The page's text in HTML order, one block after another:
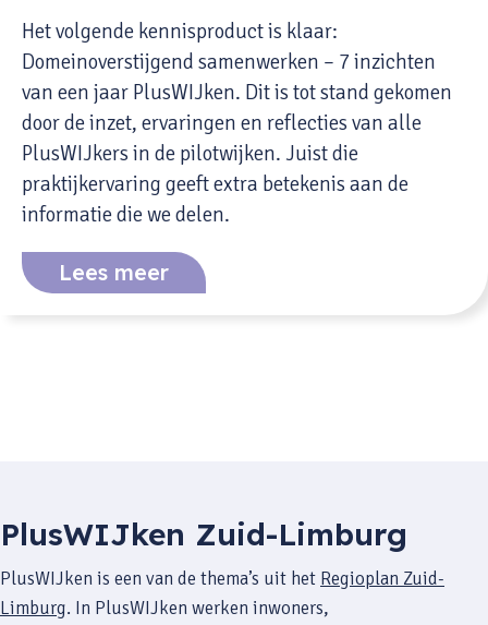
Het volgende kennisproduct is klaar:
Domeinoverstijgend samenwerken – 7 inzichten
van een jaar PlusWIJken. Dit is tot stand gekomen
door de inzet, ervaringen en reflecties van alle
PlusWIJkers in de pilotwijken. Juist die
praktijkervaring geeft extra betekenis aan de
informatie die we delen.
Lees meer
PlusWIJken Zuid-Limburg
PlusWIJken is een van de thema’s uit het Regioplan Zuid-
Limburg. In PlusWIJken werken inwoners,